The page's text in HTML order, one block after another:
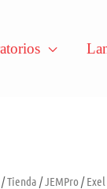
/Tienda /JEMPro /Exel